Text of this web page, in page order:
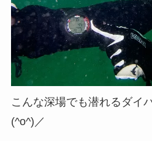
こんな深場でも潜れるダイ
(^o^)／